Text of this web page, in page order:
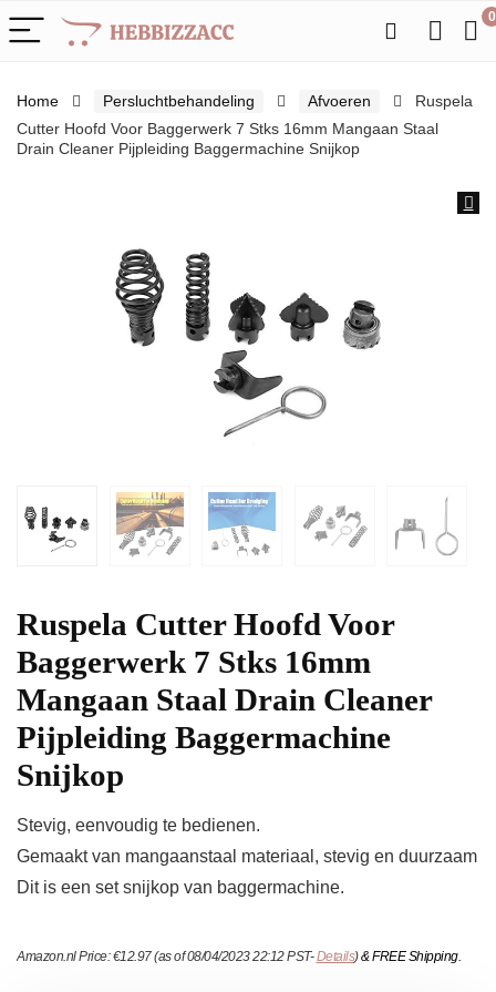
0
Home Persluchtbehandeling Afvoeren
Ruspela
Cutter Hoofd Voor Baggerwerk 7 Stks 16mm Mangaan Staal
Drain Cleaner Pijpleiding Baggermachine Snijkop
Ruspela Cutter Hoofd Voor
Baggerwerk 7 Stks 16mm
Mangaan Staal Drain Cleaner
Pijpleiding Baggermachine
Snijkop
Stevig, eenvoudig te bedienen.
Gemaakt van mangaanstaal materiaal, stevig en duurzaam
Dit is een set snijkop van baggermachine.
Amazon.nl Price:€12.97(as of 08/04/2023 22:12 PST-Details)&FREE Shipping.